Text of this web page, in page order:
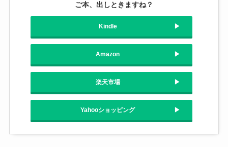
ご本、出しときますね？
Kindle
Amazon
楽天市場
Yahooショッピング